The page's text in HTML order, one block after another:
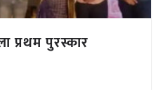
प्रथम पुरस्कार